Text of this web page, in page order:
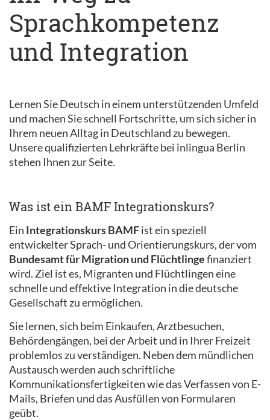
Sprachkompetenz
und Integration
Lernen Sie Deutsch in einem unterstützenden Umfeld
und machen Sie schnell Fortschritte, um sich sicher in
Ihrem neuen Alltag in Deutschland zu bewegen.
Unsere qualifizierten Lehrkräfte bei inlingua Berlin
stehen Ihnen zur Seite.
Was ist ein BAMF Integrationskurs?
Ein Integrationskurs BAMFist ein speziell
entwickelter Sprach- und Orientierungskurs, der vom
Bundesamt für Migration und Flüchtlingefinanziert
wird. Ziel ist es, Migranten und Flüchtlingen eine
schnelle und effektive Integration in die deutsche
Gesellschaft zu ermöglichen.
Sie lernen, sich beim Einkaufen, Arztbesuchen,
Behördengängen, bei der Arbeit und in Ihrer Freizeit
problemlos zu verständigen. Neben dem mündlichen
Austausch werden auch schriftliche
Kommunikationsfertigkeiten wie das Verfassen von E-
Mails, Briefen und das Ausfüllen von Formularen
geübt.